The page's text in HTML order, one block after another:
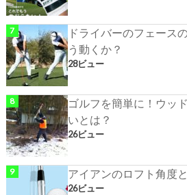
ドライバーのフェース
う動くか？
28ビュー
ゴルフを簡単に！ウッ
いとは？
26ビュー
アイアンのロフト角度
26ビュー